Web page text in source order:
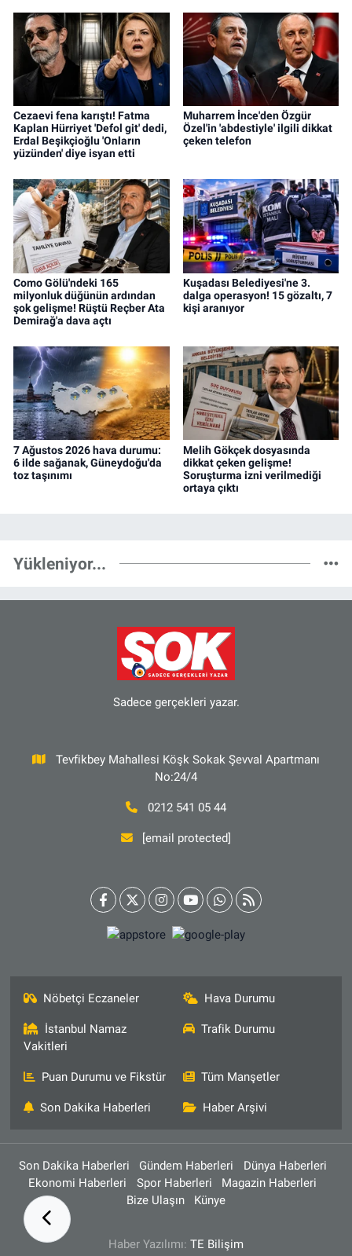
Cezaevi fena karıştı! Fatma
Kaplan Hürriyet 'Defol git' dedi,
Erdal Beşikçioğlu 'Onların
yüzünden' diye isyan etti
Muharrem İnce'den Özgür
Özel'in 'abdestiyle' ilgili dikkat
çeken telefon
Como Gölü'ndeki 165
milyonluk düğünün ardından
şok gelişme! Rüştü Reçber Ata
Demirağ'a dava açtı
Kuşadası Belediyesi'ne 3.
dalga operasyon! 15 gözaltı, 7
kişi aranıyor
7 Ağustos 2026 hava durumu:
6 ilde sağanak, Güneydoğu'da
toz taşınımı
Melih Gökçek dosyasında
dikkat çeken gelişme!
Soruşturma izni verilmediği
ortaya çıktı
Yükleniyor...
Sadece gerçekleri yazar.
Tevfikbey Mahallesi Köşk Sokak Şevval Apartmanı
No:24/4
0212 541 05 44
[email protected]
Nöbetçi Eczaneler Hava Durumu
İstanbul Namaz
Vakitleri
Trafik Durumu
Puan Durumu ve Fikstür Tüm Manşetler
Son Dakika Haberleri Haber Arşivi
Son Dakika Haberleri Gündem Haberleri
Dünya Haberleri
Ekonomi Haberleri
Spor Haberleri
Magazin Haberleri
Bize Ulaşın
Künye
Haber Yazılımı: TE Bilişim